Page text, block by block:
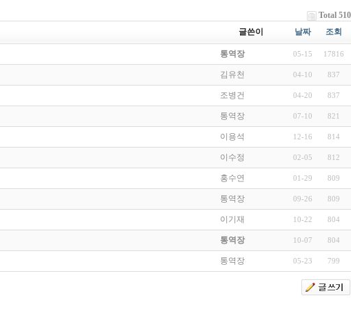
Total 510
글쓴이 날짜 조회
통역장 05-15 17816
김유천 04-10 837
조병건 04-20 837
통역장 07-10 821
이용석 12-16 814
이수정 02-05 812
홍수연 01-29 809
통역장 09-26 809
이기재 10-22 804
통역장 10-07 804
통역장 05-23 799